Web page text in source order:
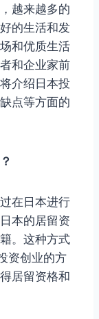
越来越多的
的生活和发
和优质生活
和企业家前
介绍日本投
点等方面的
在日本进行
本的居留资
。这种方式
资创业的方
居留资格和